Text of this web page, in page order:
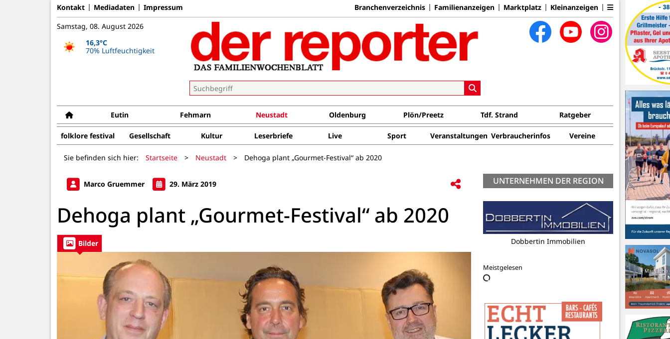
Kontakt Mediadaten Impressum Branchenverzeichnis Familienanzeigen Marktplatz Kleinanzeigen
Samstag, 08. August 2026
16,3°C
70% Luftfeuchtigkeit
Eutin Fehmarn Neustadt Oldenburg Plön/Preetz Tdf. Strand Ratgeber
folklore festival Gesellschaft Kultur Leserbriefe Live Sport Veranstaltungen Verbraucherinfos Vereine
Sie befinden sich hier: Startseite > Neustadt > Dehoga plant „Gourmet-Festival“ ab 2020
Marco Gruemmer 29. März 2019
Dehoga plant „Gourmet-Festival“ ab 2020
Bilder
UNTERNEHMEN DER REGION
HSG Ostsee Betriebs-und
Meistgelesen